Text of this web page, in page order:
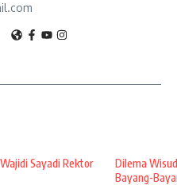
Sayadi Rektor
Dilema
Bayang-